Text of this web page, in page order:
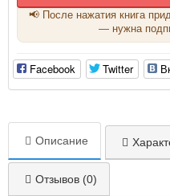
📢 После нажатия книга
— нужна
Facebook Twitter
Описание
Отзывов (0)